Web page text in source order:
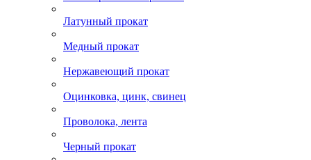
Латунный прокат
Медный прокат
Нержавеющий прокат
Оцинковка, цинк, свинец
Проволока, лента
Черный прокат